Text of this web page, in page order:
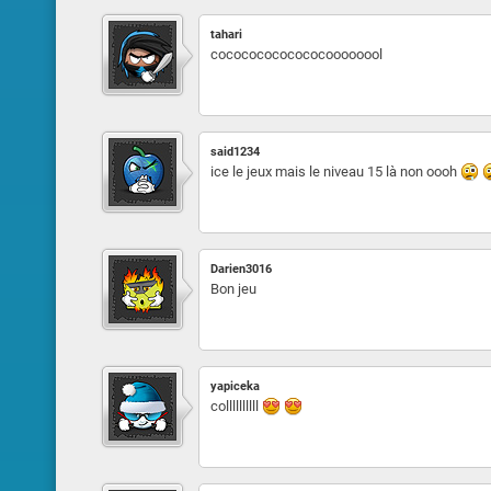
tahari
cocococococococoooooool
said1234
ice le jeux mais le niveau 15 là non oooh
Darien3016
Bon jeu
yapiceka
collllllllll